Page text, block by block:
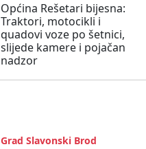
Općina Rešetari bijesna:
Traktori, motocikli i
quadovi voze po šetnici,
slijede kamere i pojačan
nadzor
Grad Slavonski Brod